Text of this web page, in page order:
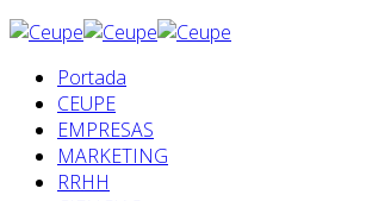
Portada
CEUPE
EMPRESAS
MARKETING
RRHH